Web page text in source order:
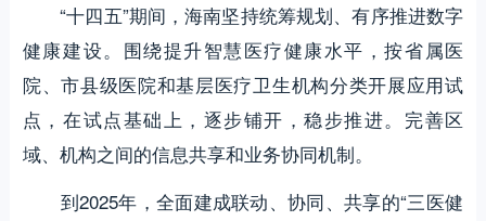
“十四五”期间，海南坚持统筹规划、有序推进数字
健康建设。围绕提升智慧医疗健康水平，按省属医
院、市县级医院和基层医疗卫生机构分类开展应用试
点，在试点基础上，逐步铺开，稳步推进。完善区
域、机构之间的信息共享和业务协同机制。
到2025年，全面建成联动、协同、共享的“三医健